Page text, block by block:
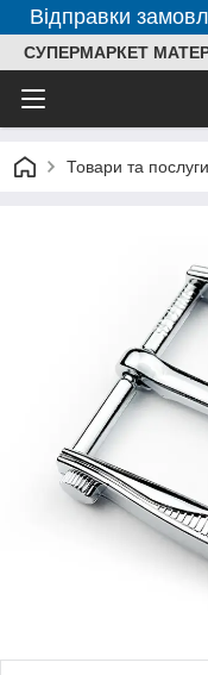
Відправки
СУПЕРМАРКЕТ
Товари та послуги